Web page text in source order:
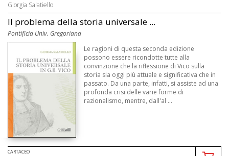
Giorgia Salatiello
Il problema della storia universale ...
Pontificia Univ. Gregoriana
Le ragioni di questa seconda edizione
possono essere ricondotte tutte alla
convinzione che la riflessione di Vico sulla
storia sia oggi più attuale e significativa che in
passato. Da una parte, infatti, si assiste ad una
profonda crisi delle varie forme di
razionalismo, mentre, dall'al ...
CARTACEO